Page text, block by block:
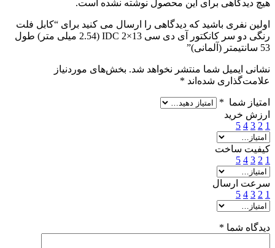
هیچ دیدگاهی برای این محصول نوشته نشده است.
اولین نفری باشید که دیدگاهی را ارسال می کنید برای “کابل فلت
رنگی دو سر کانکتور آی دی سی IDC 2×13 (2.54 میلی متر) طول
53 سانتیمتر (آلمانی)”
نشانی ایمیل شما منتشر نخواهد شد. بخش‌های موردنیاز
علامت‌گذاری شده‌اند *
امتیاز شما *
ارزش خرید
1
2
3
4
5
کیفیت ساخت
1
2
3
4
5
سرعت ارسال
1
2
3
4
5
دیدگاه شما *